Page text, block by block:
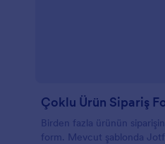
Çoklu Ürün Sipariş
Birden fazla ürünün
form. Mevcut şablonda